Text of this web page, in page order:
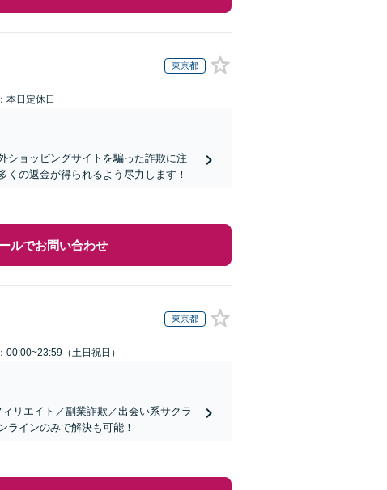
東京都
本日定休日
ショッピングサイトを騙った詐欺に注
の返金が得られるよう尽力します！
ルでお問い合わせ
東京都
00:00~23:59（土日祝日）
リエイト／副業詐欺／出会い系サクラ
ラインのみで解決も可能！